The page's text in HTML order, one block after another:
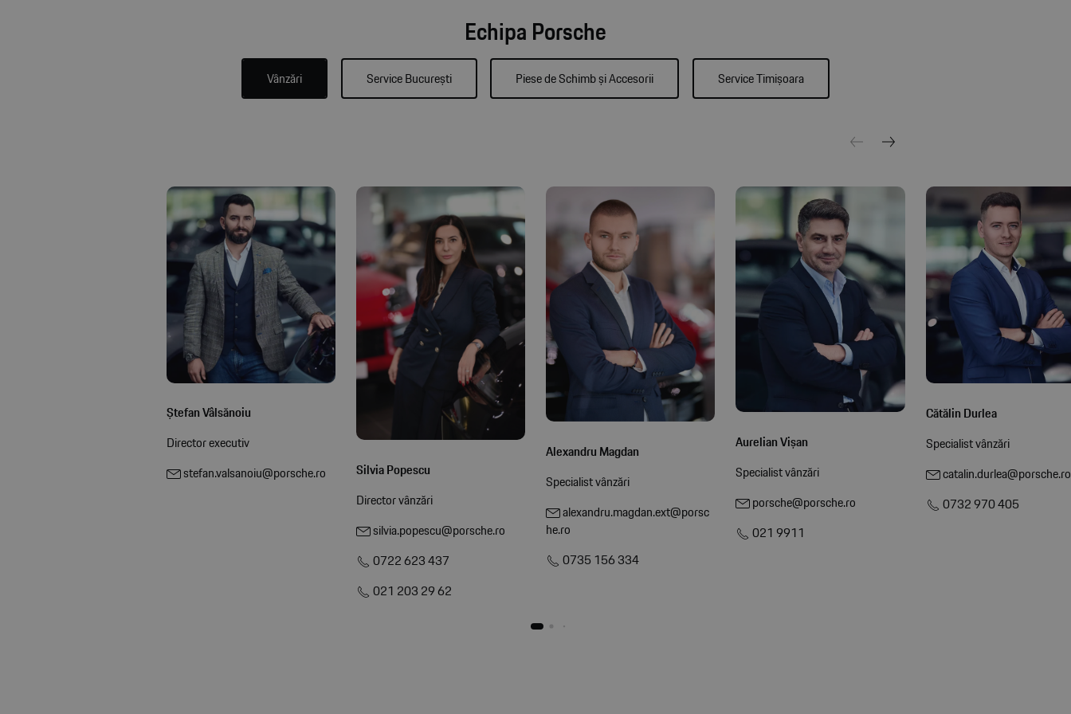
Echipa Porsche
Vânzări Service București Piese de Schimb și Accesorii Service Timișoara
Ștefan Vâlsănoiu
Director executiv
stefan.valsanoiu@porsche.ro
Silvia Popescu
Director vânzări
silvia.popescu@porsche.ro
0722 623 437
021 203 29 62
Alexandru Magdan
Specialist vânzări
alexandru.magdan.ext@porsc
he.ro
0735 156 334
Aurelian Vișan
Specialist vânzări
porsche@porsche.ro
021 9911
Cătălin Durlea
Specialist vânzări
catalin.durlea@porsche.ro
0732 970 405